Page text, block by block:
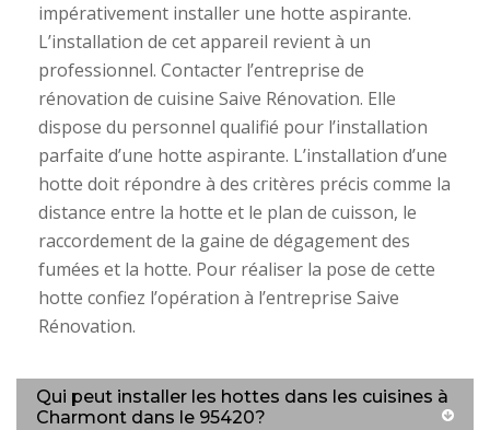
impérativement installer une hotte aspirante.
L’installation de cet appareil revient à un
professionnel. Contacter l’entreprise de
rénovation de cuisine Saive Rénovation. Elle
dispose du personnel qualifié pour l’installation
parfaite d’une hotte aspirante. L’installation d’une
hotte doit répondre à des critères précis comme la
distance entre la hotte et le plan de cuisson, le
raccordement de la gaine de dégagement des
fumées et la hotte. Pour réaliser la pose de cette
hotte confiez l’opération à l’entreprise Saive
Rénovation.
Qui peut installer les hottes dans les cuisines à
Charmont dans le 95420?